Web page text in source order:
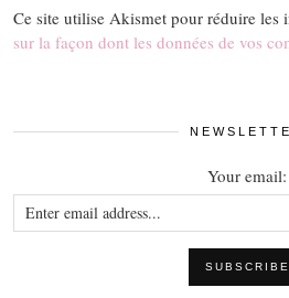
Ce site utilise Akismet pour réduire les
sur la façon dont les données de vos
Your email: